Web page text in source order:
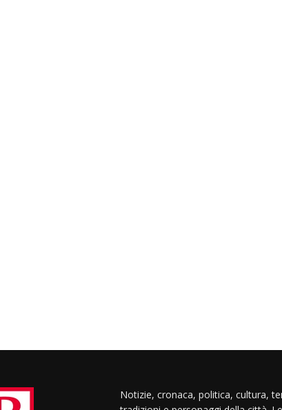
Notizie, cronaca, politica, cultura,